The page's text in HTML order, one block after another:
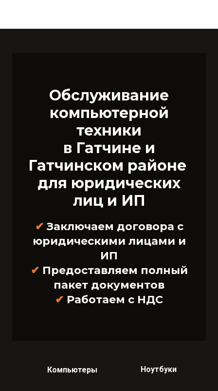
Компьютеры
Обслуживание
компьютерной
техники
в Гатчине и
Гатчинском районе
для юридических
лиц и ИП
✔ Заключаем договора с
юридическими лицами и
ИП
✔ Предоставляем полный
пакет документов
✔ Работаем с НДС
Ноутбуки